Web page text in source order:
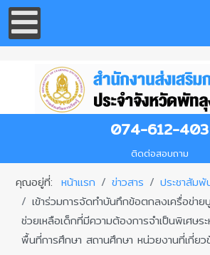
074-612-403
ติดต่อสอบถาม
คุณอยู่ที่:หน้าแรก ข่าวสาร
ประชาสัม
เข้าร่วมการจัดทำบันทึกข้อตกลงเครื่อข่า
ช่วยเหลือเด็กที่มีความต้องการจำเป็นพิเศษร
พื้นที่การศึกษา สถานศึกษา หน่วยงานที่เกี่ยว